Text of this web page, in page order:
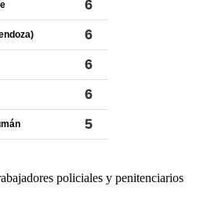
policiales y penitenciarios